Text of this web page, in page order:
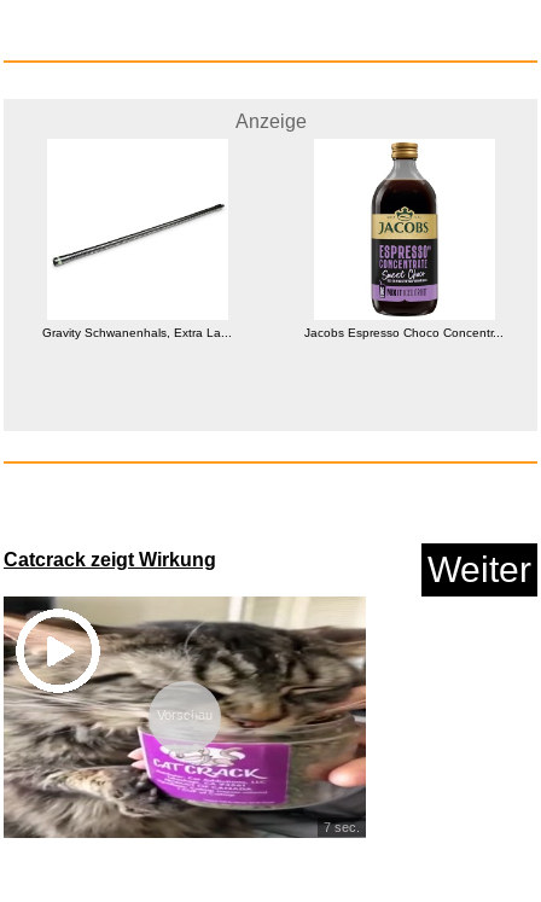
Yachticon Spinnen Schreck
Anzeige
Anzeige
Anzeige
Gravity Schwanenhals, Extra La... Jacobs Espresso Choco Concentr...
Catcrack zeigt Wirkung Weiter
Vorschau
7 sec.